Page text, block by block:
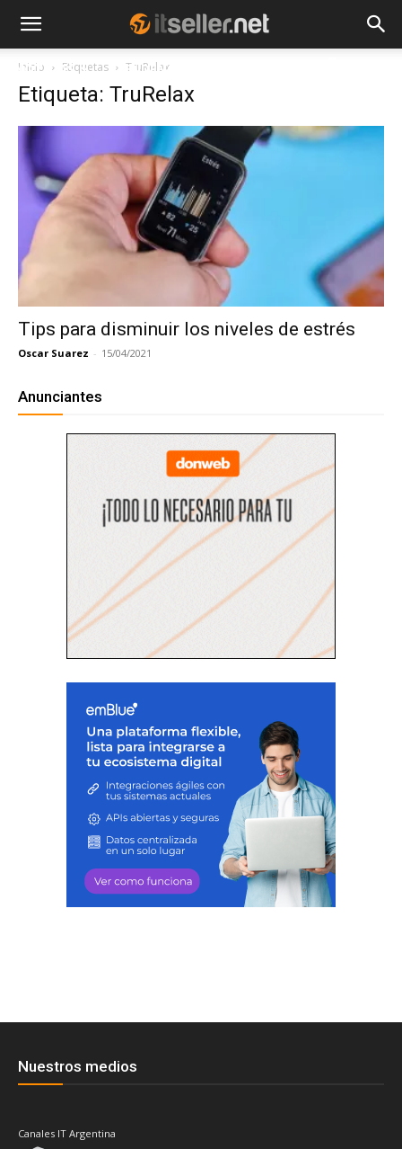
NOTICIAS TENDENCIAS
Inicio Etiquetas TruRelax
Etiqueta: TruRelax
Tips para disminuir los niveles de estrés
Oscar Suarez - 15/04/2021
Anunciantes
Nuestros medios
Canales IT Argentina